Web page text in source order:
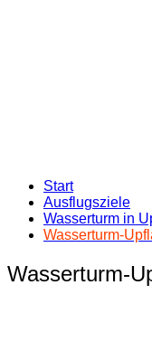
Start
Ausflugsziele
Wasserturm in
Wasserturm-
Wasserturm-